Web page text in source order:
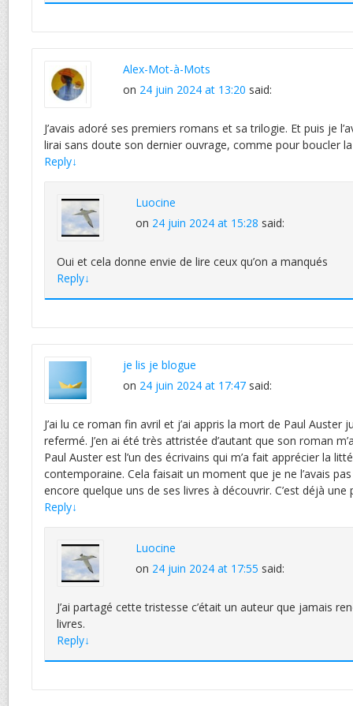
Alex-Mot-à-Mots
on 24 juin 2024 at 13:20 said:
J’avais adoré ses premiers romans et sa trilogie. Et puis je
lirai sans doute son dernier ouvrage, comme pour boucler
Reply↓
Luocine
on 24 juin 2024 at 15:28 said:
Oui et cela donne envie de lire ceux qu’on a manqués
Reply↓
je lis je blogue
on 24 juin 2024 at 17:47 said:
J’ai lu ce roman fin avril et j’ai appris la mort de Paul Auster
refermé. J’en ai été très attristée d’autant que son roman
Paul Auster est l’un des écrivains qui m’a fait apprécier la
contemporaine. Cela faisait un moment que je ne l’avais
encore quelque uns de ses livres à découvrir. C’est déjà
Reply↓
Luocine
on 24 juin 2024 at 17:55 said:
J’ai partagé cette tristesse c’était un auteur que jamais
livres.
Reply↓